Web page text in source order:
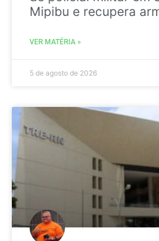
Mipibu e recupera
VER MATÉRIA »
5 de agosto de 2026